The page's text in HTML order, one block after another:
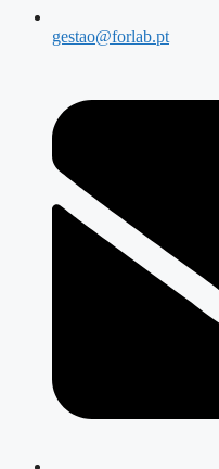
gestao@forlab.pt